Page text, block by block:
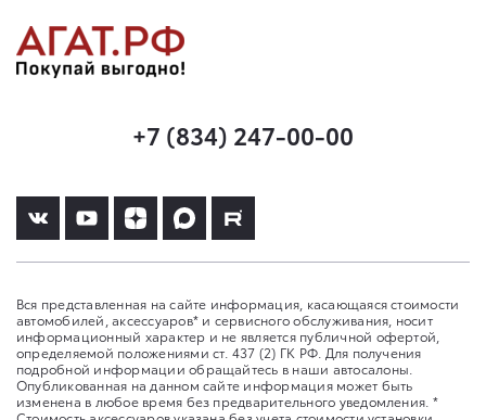
+7 (834) 247-00-00
Вся представленная на сайте информация, касающаяся стоимости
автомобилей, аксессуаров* и сервисного обслуживания, носит
информационный характер и не является публичной офертой,
определяемой положениями ст. 437 (2) ГК РФ. Для получения
подробной информации обращайтесь в наши автосалоны.
Опубликованная на данном сайте информация может быть
изменена в любое время без предварительного уведомления. *